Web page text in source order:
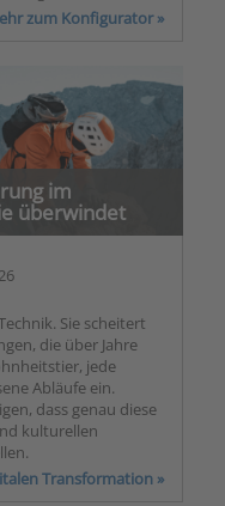
zum Konfigurator »
im
überwindet
Sie scheitert
die über Jahre
jede
Abläufe ein.
dass genau diese
kulturellen
Transformation »